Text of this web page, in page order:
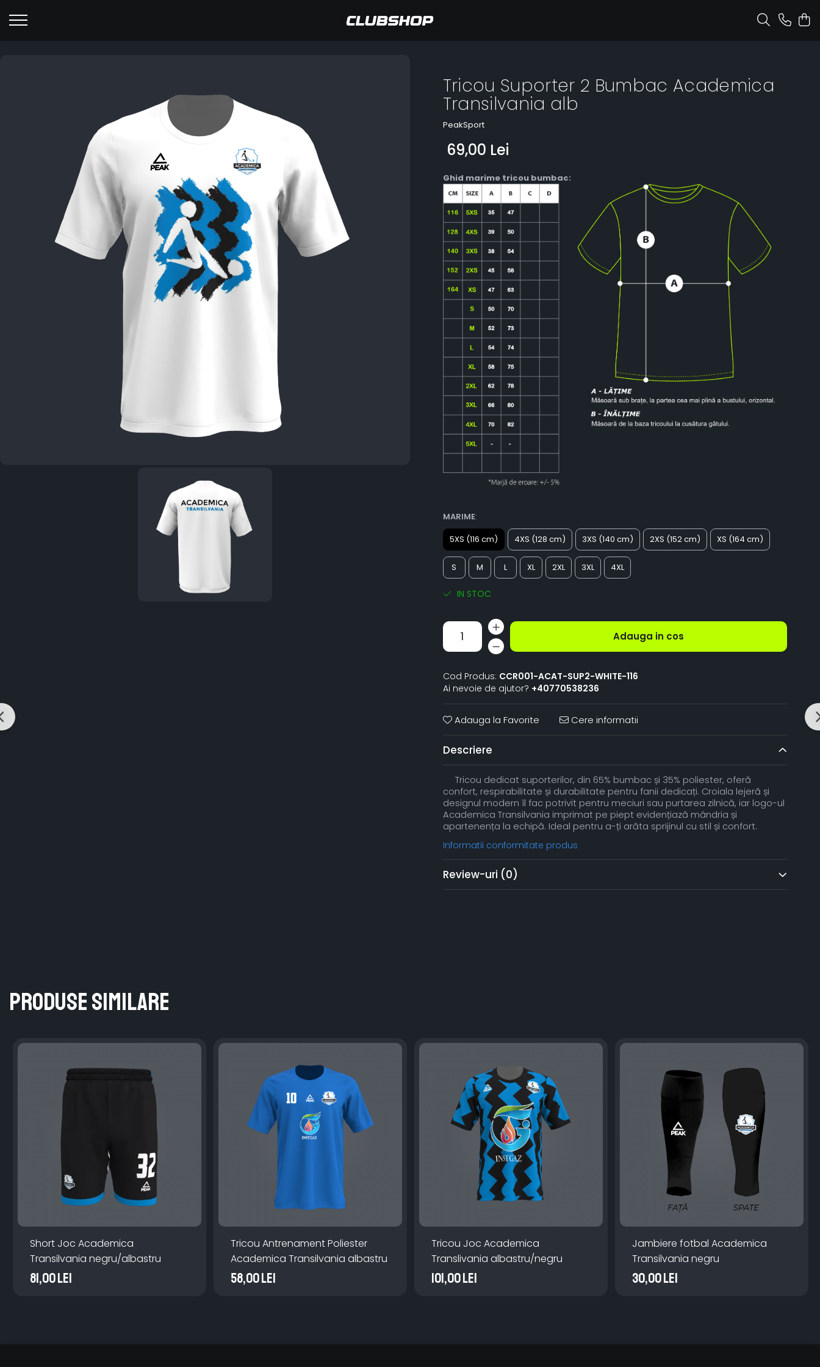
Tricou Suporter 2 Bumbac Academica
Transilvania alb
PeakSport
69,00 Lei
Ghid marime tricou bumbac:
MARIME:
5XS (116 cm)
4XS (128 cm) 3XS (140 cm) 2XS (152 cm) XS (164 cm)
S M L XL 2XL 3XL 4XL
IN STOC
Adauga in cos
Cod Produs: CCR001-ACAT-SUP2-WHITE-116
Ai nevoie de ajutor? +40770538236
Adauga la Favorite Cere informatii
Descriere
Tricou dedicat suporterilor, din 65% bumbac și 35% poliester, oferă
confort, respirabilitate și durabilitate pentru fanii dedicați. Croiala lejeră și
designul modern îl fac potrivit pentru meciuri sau purtarea zilnică, iar logo-ul
Academica Transilvania imprimat pe piept evidențiază mândria și
apartenența la echipă. Ideal pentru a-ți arăta sprijinul cu stil și confort.
Informatii conformitate produs
Review-uri (0)
Produse similare
Short Joc Academica
Transilvania negru/albastru
81,00 Lei
Tricou Antrenament Poliester
Academica Transilvania albastru
58,00 Lei
Tricou Joc Academica
Translivania albastru/negru
101,00 Lei
Jambiere fotbal Academica
Transilvania negru
30,00 Lei